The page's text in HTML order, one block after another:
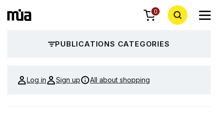
0
PUBLICATIONS CATEGORIES
Log in Sign up All about shopping